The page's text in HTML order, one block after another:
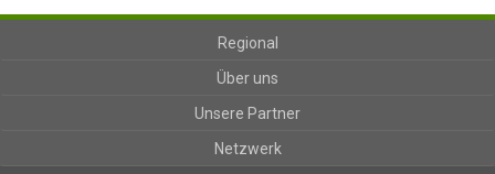
Regional
Über uns
Unsere Partner
Netzwerk